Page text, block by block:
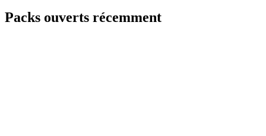
Packs ouverts récemment